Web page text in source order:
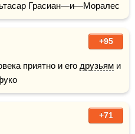
Грасиан—и—Моралес
+95
приятно и его друзьям и
+71